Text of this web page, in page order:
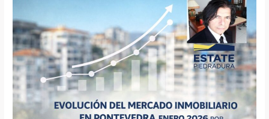
Adiós
a
febrero,
rumbo
a
la
primavera